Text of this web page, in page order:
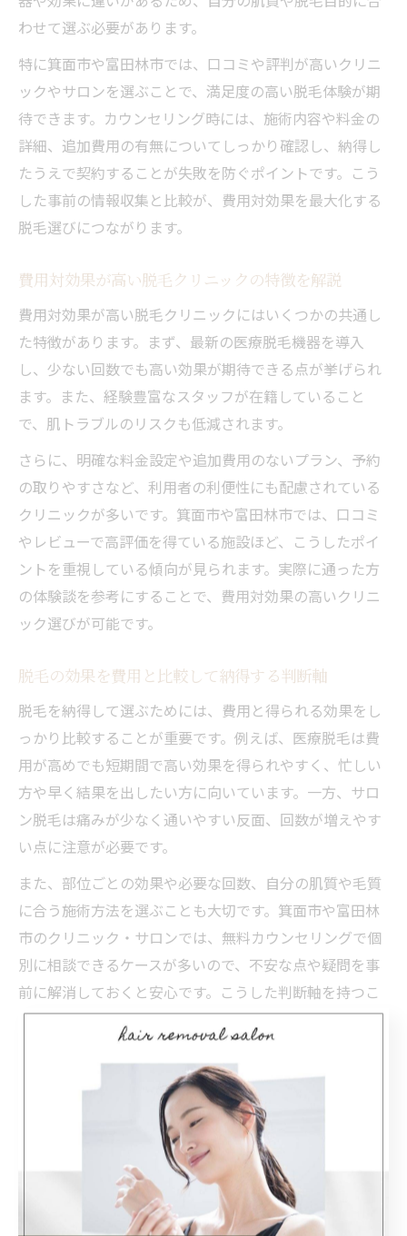
わせて選ぶ必要があります。
特に箕面市や富田林市では、口コミや評判が高いクリニ
ックやサロンを選ぶことで、満足度の高い脱毛体験が期
待できます。カウンセリング時には、施術内容や料金の
詳細、追加費用の有無についてしっかり確認し、納得し
たうえで契約することが失敗を防ぐポイントです。こう
した事前の情報収集と比較が、費用対効果を最大化する
脱毛選びにつながります。
費用対効果が高い脱毛クリニックの特徴を解説
費用対効果が高い脱毛クリニックにはいくつかの共通し
た特徴があります。まず、最新の医療脱毛機器を導入
し、少ない回数でも高い効果が期待できる点が挙げられ
ます。また、経験豊富なスタッフが在籍していること
で、肌トラブルのリスクも低減されます。
さらに、明確な料金設定や追加費用のないプラン、予約
の取りやすさなど、利用者の利便性にも配慮されている
クリニックが多いです。箕面市や富田林市では、口コミ
やレビューで高評価を得ている施設ほど、こうしたポイ
ントを重視している傾向が見られます。実際に通った方
の体験談を参考にすることで、費用対効果の高いクリニ
ック選びが可能です。
脱毛の効果を費用と比較して納得する判断軸
脱毛を納得して選ぶためには、費用と得られる効果をし
っかり比較することが重要です。例えば、医療脱毛は費
用が高めでも短期間で高い効果を得られやすく、忙しい
方や早く結果を出したい方に向いています。一方、サロ
ン脱毛は痛みが少なく通いやすい反面、回数が増えやす
い点に注意が必要です。
また、部位ごとの効果や必要な回数、自分の肌質や毛質
に合う施術方法を選ぶことも大切です。箕面市や富田林
市のクリニック・サロンでは、無料カウンセリングで個
別に相談できるケースが多いので、不安な点や疑問を事
前に解消しておくと安心です。こうした判断軸を持つこ
とで、納得感のある脱毛選びが実現します。
箕面市・富田林市女性が満足する
脱毛選びの極意
脱毛で理想を叶えるクリニック選びのコツ
脱毛を大阪府箕面市や富田林市で検討する際、クリニッ